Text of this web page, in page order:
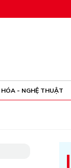
- NGHỆ THUẬT